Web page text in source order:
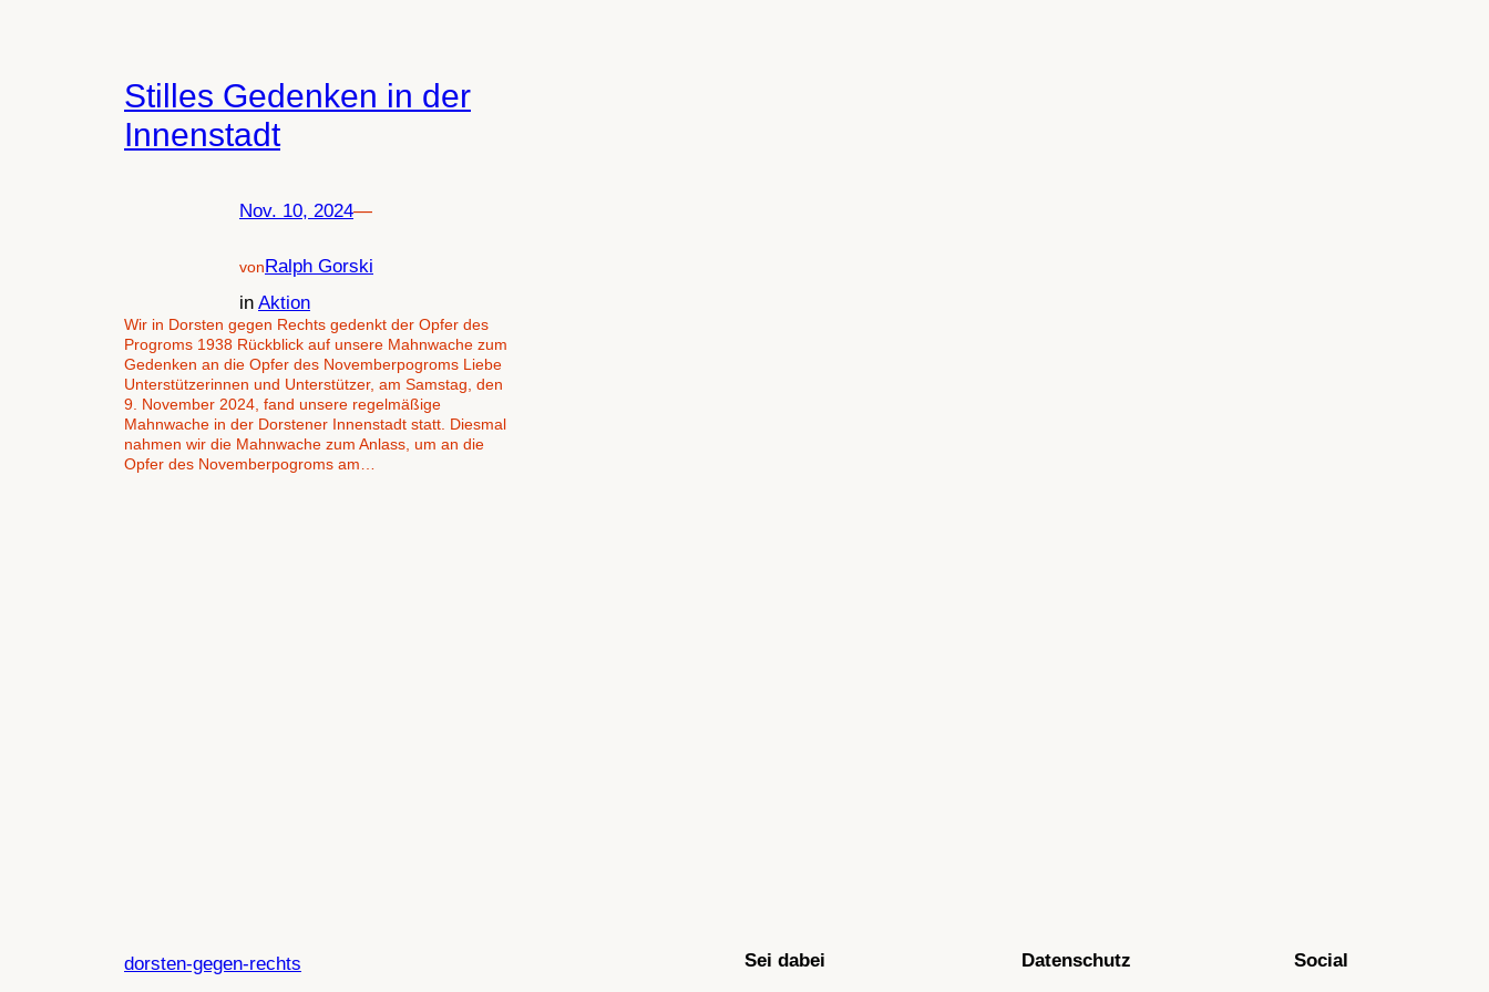
Stilles Gedenken in der
Innenstadt
Nov. 10, 2024—
vonRalph Gorski
in Aktion
Wir in Dorsten gegen Rechts gedenkt der Opfer des
Progroms 1938 Rückblick auf unsere Mahnwache zum
Gedenken an die Opfer des Novemberpogroms Liebe
Unterstützerinnen und Unterstützer, am Samstag, den
9. November 2024, fand unsere regelmäßige
Mahnwache in der Dorstener Innenstadt statt. Diesmal
nahmen wir die Mahnwache zum Anlass, um an die
Opfer des Novemberpogroms am…
dorsten-gegen-rechts Sei dabei Datenschutz Social